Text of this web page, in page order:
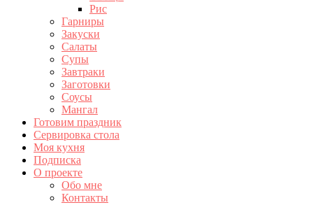
Рис
Гарниры
Закуски
Салаты
Супы
Завтраки
Заготовки
Соусы
Мангал
Готовим праздник
Сервировка стола
Моя кухня
Подписка
О проекте
Обо мне
Контакты